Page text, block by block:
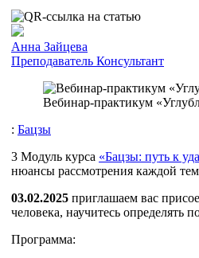
Анна Зайцева
Преподаватель Консультант
Вебинар-практикум
: Бацзы
3 Модуль курса «Бацзы: путь к
нюансы рассмотрения каждой
03.02.2025 приглашаем вас
человека, научитесь определять
Программа: